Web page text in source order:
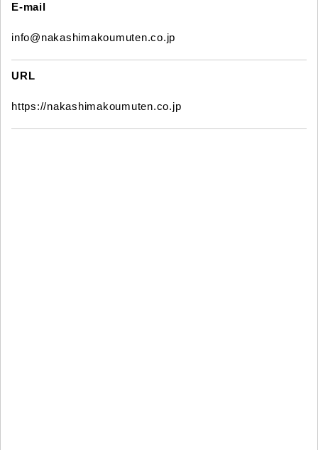
E-mail
info@nakashimakoumuten.co.jp
URL
https://nakashimakoumuten.co.jp